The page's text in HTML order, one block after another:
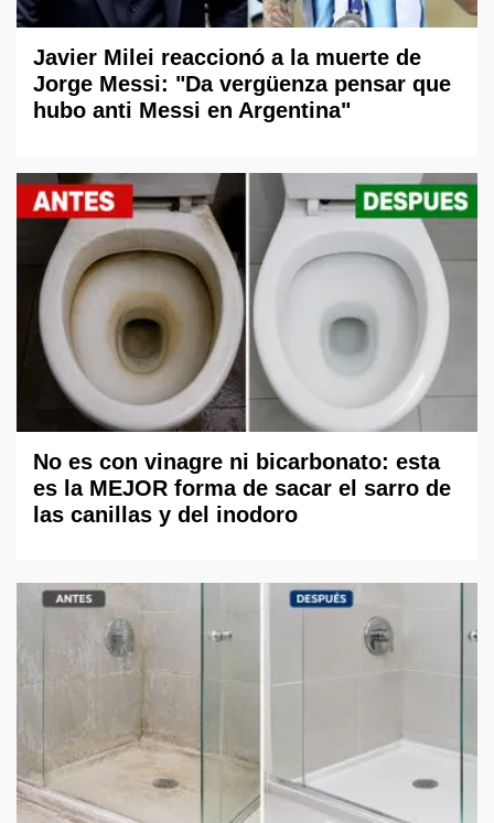
Javier Milei reaccionó a la muerte de
Jorge Messi: "Da vergüenza pensar que
hubo anti Messi en Argentina"
No es con vinagre ni bicarbonato: esta
es la MEJOR forma de sacar el sarro de
las canillas y del inodoro